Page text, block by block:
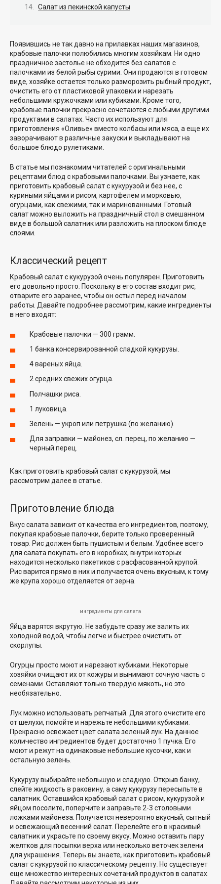
Салат из пекинской капусты
Появившись не так давно на прилавках наших магазинов,
крабовые палочки полюбились многим хозяйкам. Ни одно
праздничное застолье не обходится без салатов с
палочками из белой рыбы сурими. Они продаются в готовом
виде, хозяйке остается только разморозить рыбный продукт,
очистить его от пластиковой упаковки и нарезать
небольшими кружочками или кубиками. Кроме того,
крабовые палочки прекрасно сочетаются с любыми другими
продуктами в салатах. Часто их используют для
приготовления «Оливье» вместо колбасы или мяса, а еще их
заворачивают в различные закуски и выкладывают на
большое блюдо рулетиками.
В статье мы познакомим читателей с оригинальными
рецептами блюд с крабовыми палочками. Вы узнаете, как
приготовить крабовый салат с кукурузой и без нее, с
куриными яйцами и рисом, картофелем и морковью,
огурцами, как свежими, так и маринованными. Готовый
салат можно выложить на праздничный стол в смешанном
виде в большой салатник или разложить на плоском блюде
слоями.
Классический рецепт
Крабовый салат с кукурузой очень популярен. Приготовить
его довольно просто. Поскольку в его состав входит рис,
отварите его заранее, чтобы он остыл перед началом
работы. Давайте подробнее рассмотрим, какие ингредиенты
в него входят:
Крабовые палочки — 300 грамм.
1 банка консервированной сладкой кукурузы.
4 вареных яйца.
2 средних свежих огурца.
Полчашки риса.
1 луковица.
Зелень — укроп или петрушка (по желанию).
Для заправки — майонез, сл. перец, по желанию —
черный перец.
Как приготовить крабовый салат с кукурузой, мы
рассмотрим далее в статье.
Приготовление блюда
Вкус салата зависит от качества его ингредиентов, поэтому,
покупая крабовые палочки, берите только проверенный
товар. Рис должен быть пушистым и белым. Удобнее всего
для салата покупать его в коробках, внутри которых
находится несколько пакетиков с расфасованной крупой.
Рис варится прямо в них и получается очень вкусным, к тому
же крупа хорошо отделяется от зерна.
ингредиенты для салата
Яйца варятся вкрутую. Не забудьте сразу же залить их
холодной водой, чтобы легче и быстрее очистить от
скорлупы.
Огурцы просто моют и нарезают кубиками. Некоторые
хозяйки очищают их от кожуры и вынимают сочную часть с
семенами. Оставляют только твердую мякоть, но это
необязательно.
Лук можно использовать репчатый. Для этого очистите его
от шелухи, помойте и нарежьте небольшими кубиками.
Прекрасно освежает цвет салата зеленый лук. На данное
количество ингредиентов будет достаточно 1 пучка. Его
моют и режут на одинаковые небольшие кусочки, как и
остальную зелень.
Кукурузу выбирайте небольшую и сладкую. Открыв банку,
слейте жидкость в раковину, а саму кукурузу пересыпьте в
салатник. Оставшийся крабовый салат с рисом, кукурузой и
яйцом посолите, поперчите и заправьте 2-3 столовыми
ложками майонеза. Получается невероятно вкусный, сытный
и освежающий весенний салат. Перелейте его в красивый
салатник и украсьте по своему вкусу. Можно оставить пару
желтков для посыпки верха или несколько веточек зелени
для украшения. Теперь вы знаете, как приготовить крабовый
салат с кукурузой по классическому рецепту. Но существует
еще множество интересных сочетаний продуктов в салатах.